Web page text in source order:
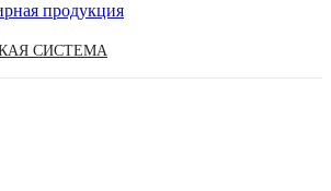
продукция
СИСТЕМА